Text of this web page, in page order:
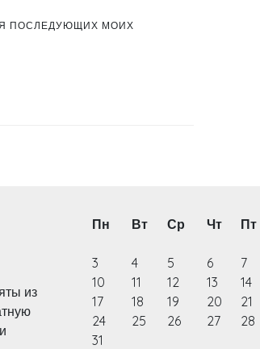
ПОСЛЕДУЮЩИХ МОИХ
из
Пн Вт Ср Чт Пт
3
4 5 6 7
10
11 12 13 14
17
18 19 20 21
24
25 26 27 28
31